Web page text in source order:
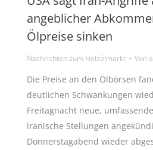
angeblicher
Ölpreise sinken
Nachrichten zum Heizölmarkt Von
Die Preise an den Ölbörsen
deutlichen Schwankungen
Freitagnacht neue,
iranische Stellungen
Donnerstagabend wieder